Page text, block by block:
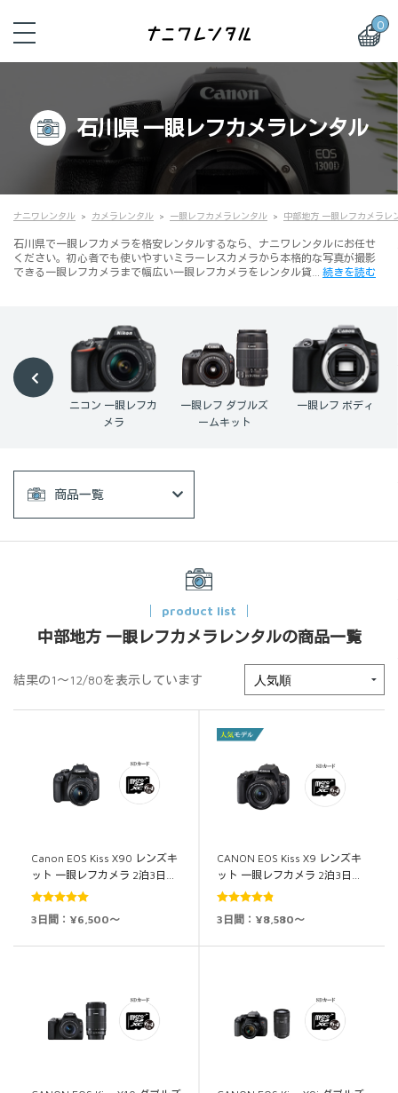
0
石川県 一眼レフカメラレンタル
ナニワレンタル カメラレンタル 一眼レフカメラレンタル 中部地方 一眼レフカメラレ
石川県で一眼レフカメラを格安レンタルするなら、ナニワレンタルにお任せ
ください。初心者でも使いやすいミラーレスカメラから本格的な写真が撮影
できる一眼レフカメラまで幅広い一眼レフカメラをレンタル貸… 続きを読む
一眼レフ ダブルズ
ームキット
一眼レフ ボディ 一眼レフ レンズ
商品一覧
product list
中部地方 一眼レフカメラレンタルの商品一覧
結果の1～12/80を表示しています
Canon EOS Kiss X90 レンズキ
ット 一眼レフカメラ 2泊3日…
5段階中
3日間：¥6,500～
CANON EOS Kiss X9 レンズキ
ット 一眼レフカメラ 2泊3日…
5段階中
3日間：¥8,580～